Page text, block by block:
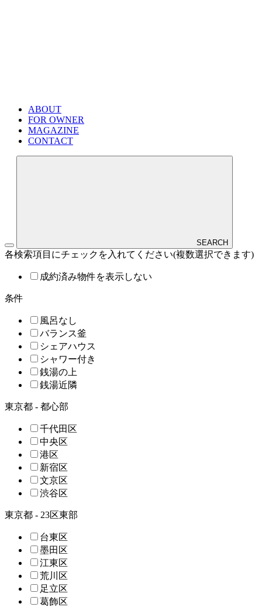
ABOUT
FOR OWNER
MAGAZINE
CONTACT
SEARCH
各検索項目にチェックを入れてください(複数選択できます)
成約済み物件を表示しない
条件
風呂なし
バランス釜
シェアハウス
シャワー付き
銭湯の上
銭湯近隣
東京都 - 都心部
千代田区
中央区
港区
新宿区
文京区
渋谷区
東京都 - 23区東部
台東区
墨田区
江東区
荒川区
足立区
葛飾区